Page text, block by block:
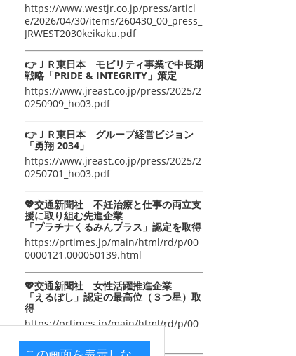
https://www.westjr.co.jp/press/articl
e/2026/04/30/items/260430_00_press_
JRWEST2030keikaku.pdf
👉ＪＲ東日本 モビリティ事業で中長期
戦略「PRIDE & INTEGRITY」策定
https://www.jreast.co.jp/press/2025/2
0250909_ho03.pdf
👉ＪＲ東日本 グループ経営ビジョン
「勇翔 2034」
https://www.jreast.co.jp/press/2025/2
0250701_ho03.pdf
💖交通新聞社 不妊治療と仕事の両立支
援に取り組む先進企業
「プラチナくるみんプラス」認定を取得
https://prtimes.jp/main/html/rd/p/00
0000121.000050139.html
💖交通新聞社 女性活躍推進企業
「えるぼし」認定の最高位（３つ星）取
得
https://prtimes.jp/main/html/rd/p/00